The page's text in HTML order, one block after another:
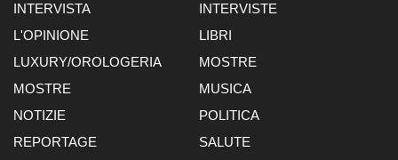
INTERVISTA
INTERVISTE
L'OPINIONE
LIBRI
LUXURY/OROLOGERIA
MOSTRE
MOSTRE
MUSICA
NOTIZIE
POLITICA
REPORTAGE
SALUTE